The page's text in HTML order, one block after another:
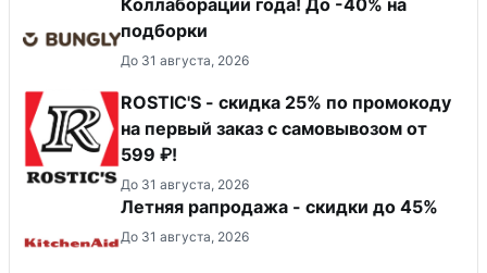
подборки
До 31 августа, 2026
ROSTIC'S - скидка 25% по промокоду
на первый заказ с самовывозом от
599 ₽!
До 31 августа, 2026
Летняя рапродажа - скидки до 45%
До 31 августа, 2026